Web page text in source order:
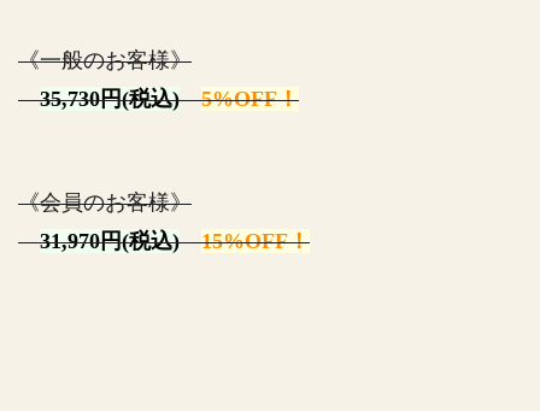
《一般のお客様》
35,730円(税込)
5%OFF！
《会員のお客様》
31,970円(税込)
15%OFF！